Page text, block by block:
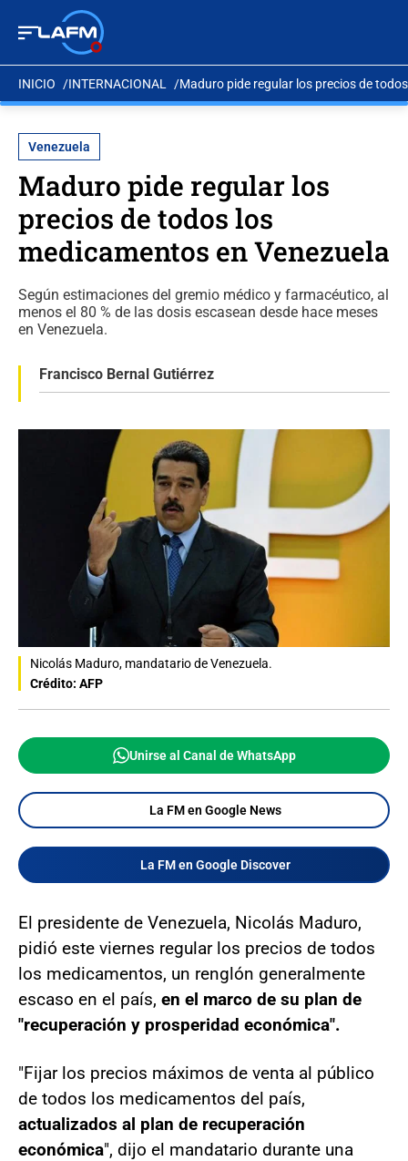
INICIO INTERNACIONAL Maduro pide regular los precios de
Venezuela
Maduro pide regular los
precios de todos los
medicamentos en Venezuela
Según estimaciones del gremio médico y farmacéutico, al
menos el 80 % de las dosis escasean desde hace meses
en Venezuela.
Francisco Bernal Gutiérrez
Nicolás Maduro, mandatario de Venezuela.
Crédito: AFP
Unirse al Canal de WhatsApp
La FM en Google News
La FM en Google Discover
El presidente de Venezuela, Nicolás Maduro,
pidió este viernes regular los precios de todos
los medicamentos, un renglón generalmente
escaso en el país, en el marco de su plan de
"recuperación y prosperidad económica".
"Fijar los precios máximos de venta al público
de todos los medicamentos del país,
actualizados al plan de recuperación
económica", dijo el mandatario durante una